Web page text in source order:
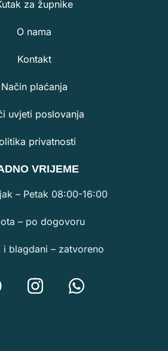
za župnike
O nama
Kontakt
Način plaćanja
uvjeti poslovanja
privatnosti
DNO VRIJEME
– Petak 08:00-16:00
– po dogovoru
i blagdani – zatvoreno